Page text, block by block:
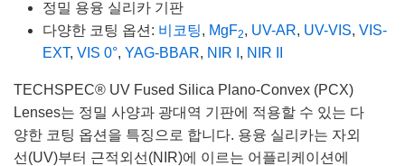
정밀 용융 실리카 기판
다양한 코팅 옵션: 비코팅, MgF2, UV-AR, UV-VIS, VIS-
EXT, VIS 0°, YAG-BBAR, NIR I , NIR II
TECHSPEC® UV Fused Silica Plano-Convex (PCX)
Lenses는 정밀 사양과 광대역 기판에 적용할 수 있는 다
양한 코팅 옵션을 특징으로 합니다. 용융 실리카는 자외
선(UV)부터 근적외선(NIR)에 이르는 어플리케이션에